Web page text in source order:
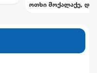
ოთხი მოქალაქე,